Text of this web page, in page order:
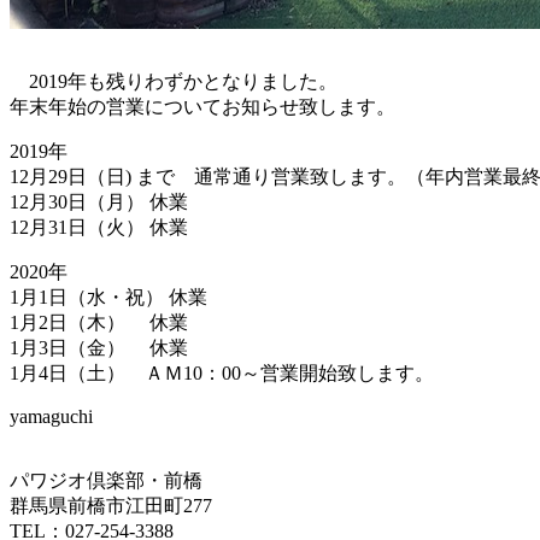
2019年も残りわずかとなりました。
年末年始の営業についてお知らせ致します。
2019年
12月29日（日) まで 通常通り営業致します。（年内営業最
12月30日（月） 休業
12月31日（火） 休業
2020年
1月1日（水・祝） 休業
1月2日（木） 休業
1月3日（金） 休業
1月4日（土） ＡＭ10：00～営業開始致します。
yamaguchi
パワジオ倶楽部・前橋
群馬県前橋市江田町277
TEL：027-254-3388